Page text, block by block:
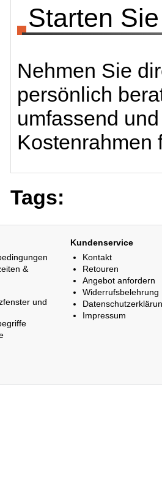
Starten
Nehmen Sie
persönlich
umfassend
Tags:
&
und
Kundenservice
Kontakt
Retouren
Angebot anfordern
Widerrufsbelehrung
Impressum